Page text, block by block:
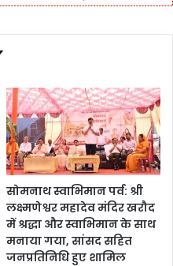
सोमनाथ स्वाभिमान पर्व: श्री
लक्ष्मणेश्वर महादेव मंदिर खरौद
में श्रद्धा और स्वाभिमान के साथ
मनाया गया, सांसद सहित
जनप्रतिनिधि हुए शामिल